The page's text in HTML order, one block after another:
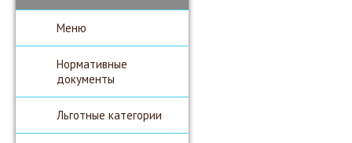
Меню
Нормативные
документы
Льготные категории